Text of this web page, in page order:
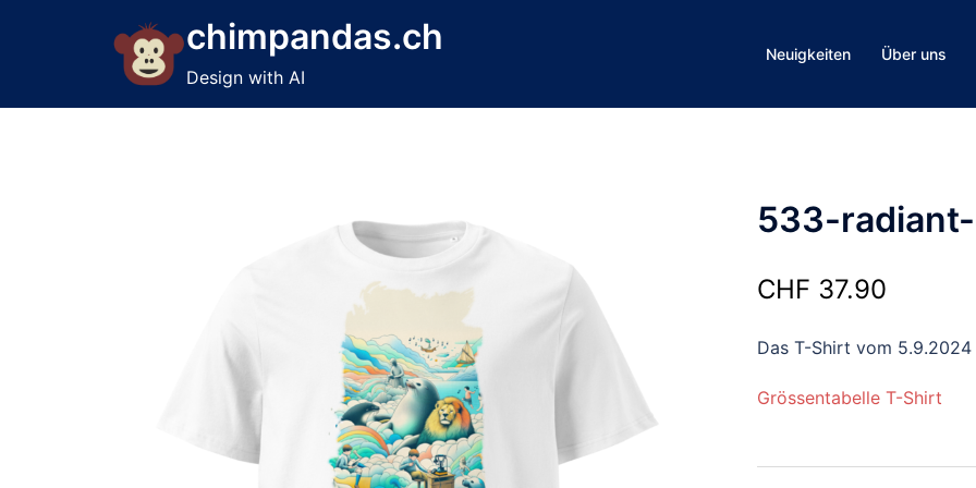
chimpandas.ch
Design with AI
Neuigkeiten Über uns
533-
CHF 37.90
Das T-Shirt vom 5.9.2024
Grössentabelle T-Shirt